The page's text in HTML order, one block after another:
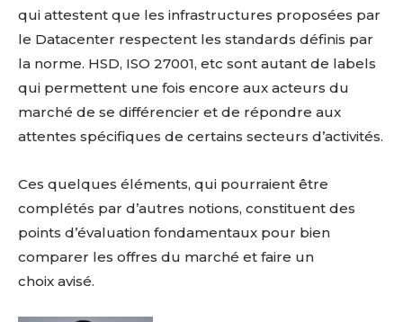
qui attestent que les infrastructures proposées par
le Datacenter respectent les standards définis par
la norme. HSD, ISO 27001, etc sont autant de labels
qui permettent une fois encore aux acteurs du
marché de se différencier et de répondre aux
attentes spécifiques de certains secteurs d’activités.
Ces quelques éléments, qui pourraient être
complétés par d’autres notions, constituent des
points d’évaluation fondamentaux pour bien
comparer les offres du marché et faire un
choix avisé.